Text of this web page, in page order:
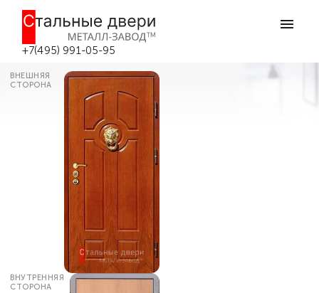
+7(495) 991-05-95
Входная дверь с декоративной
панелью №363 в Москве
ВНЕШНЯЯ
СТОРОНА
ВНУТРЕННЯЯ
СТОРОНА